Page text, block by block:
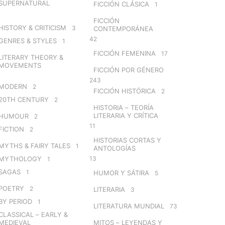
& CRITICISM 3
& STYLES 1
THEORY &
2
CENTURY 2
2
2
& FAIRY TALES 1
1
1
2
PERIOD 1
– EARLY &
FICCIÓN CLÁSICA 1
FICCIÓN
CONTEMPORÁNEA
42
FICCIÓN FEMENINA 17
FICCIÓN POR GÉNERO
243
FICCIÓN HISTÓRICA 2
HISTORIA – TEORÍA
LITERARIA Y CRÍTICA
11
HISTORIAS CORTAS Y
ANTOLOGÍAS
13
HUMOR Y SÁTIRA 5
LITERARIA 3
LITERATURA MUNDIAL 73
MITOS – LEYENDAS Y